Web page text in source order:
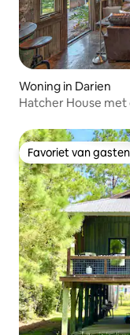
Woning in Darien
Hatcher House
Favoriet van gasten
Favoriet van gasten